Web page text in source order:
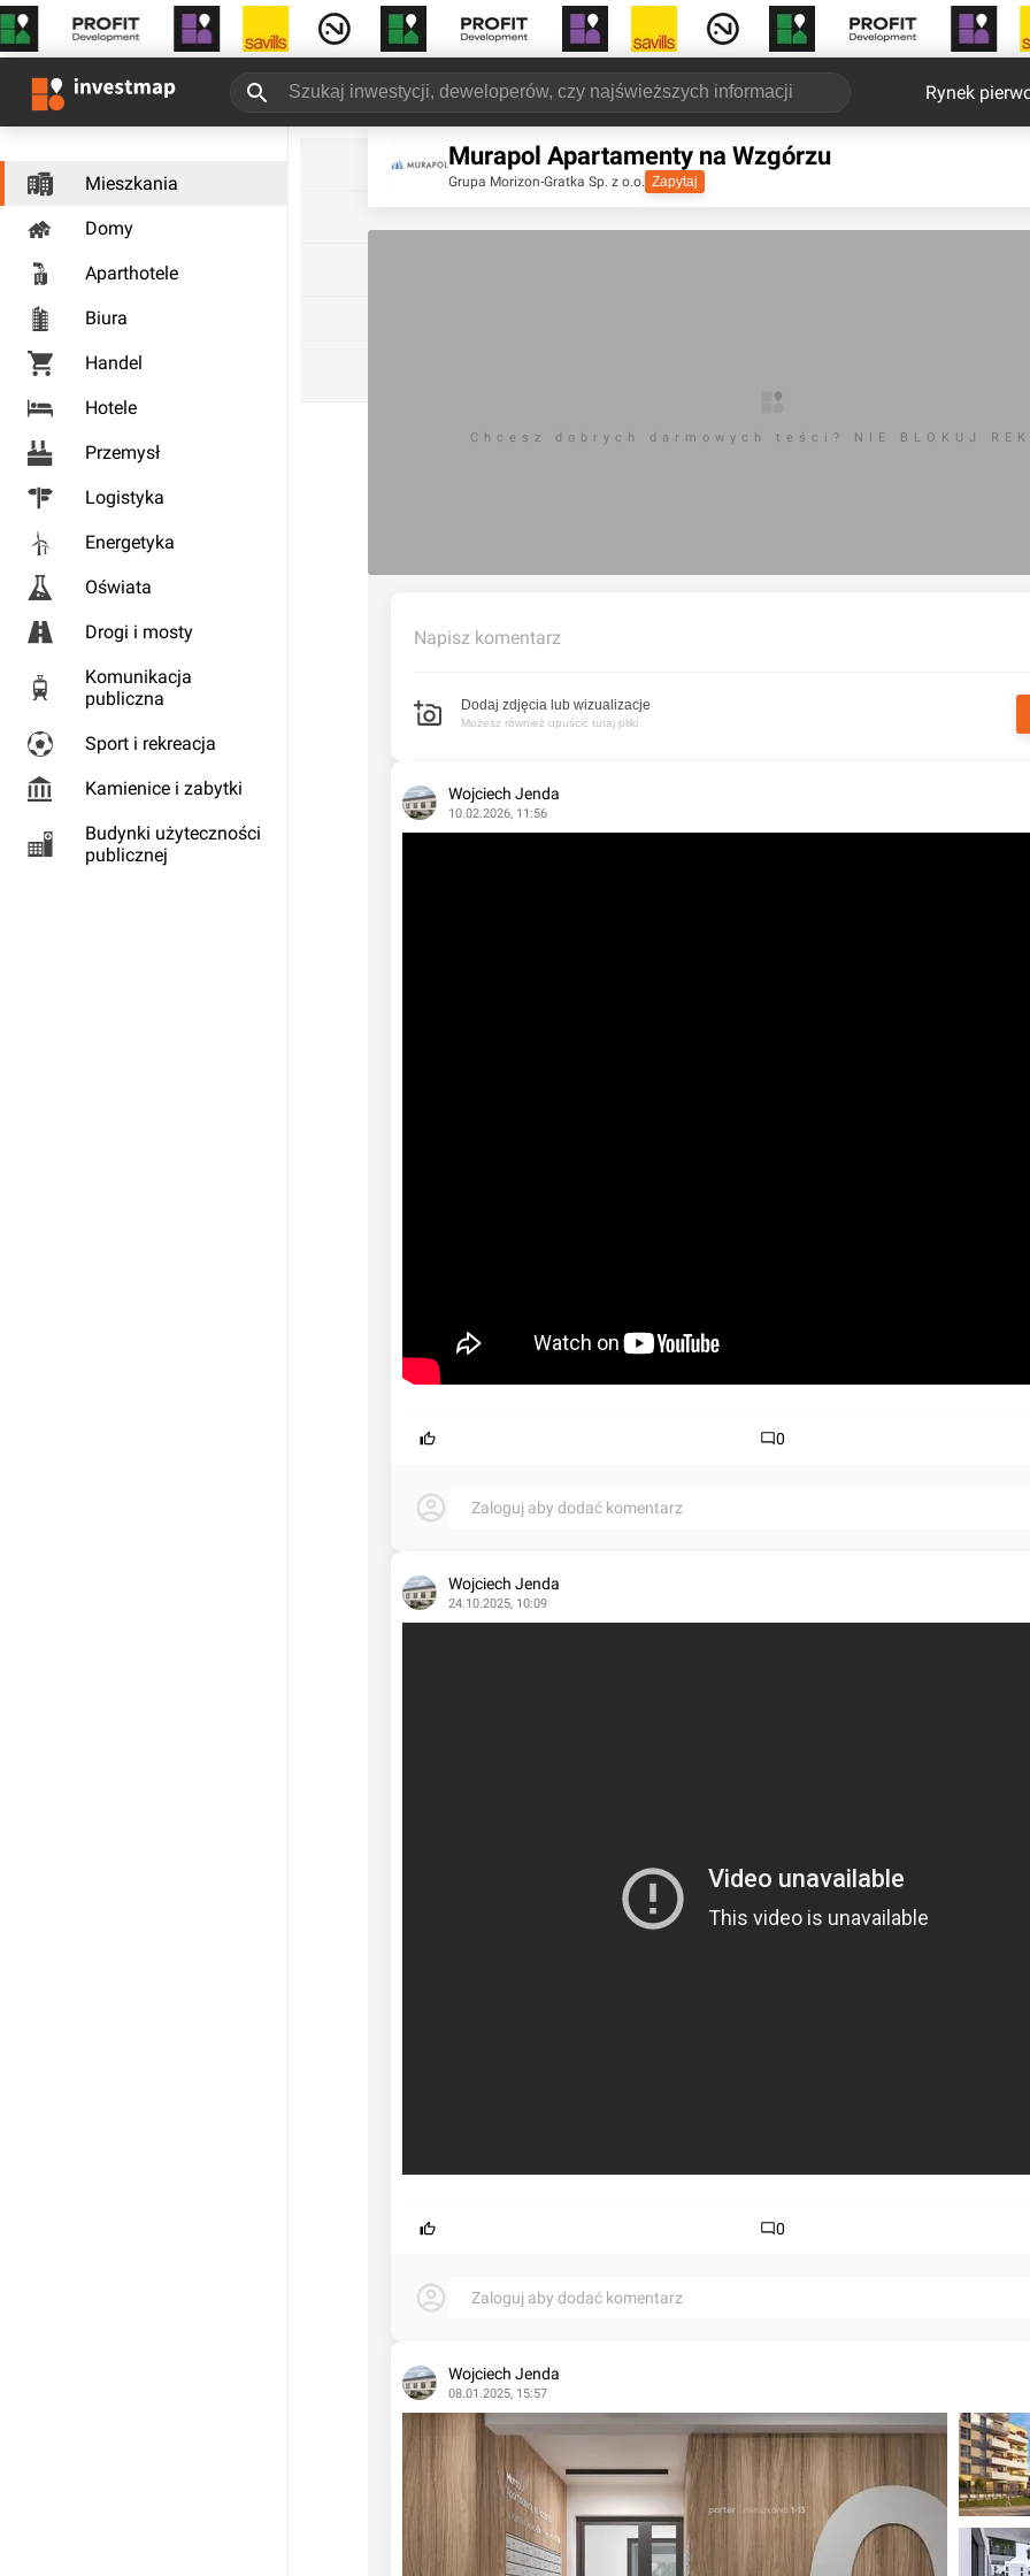
Rynek
Mieszkania
Domy
Aparthotele
Biura
Handel
Hotele
Przemysł
Logistyka
Energetyka
Oświata
Drogi i mosty
Komunikacja
publiczna
Sport i rekreacja
Kamienice i zabytki
Budynki użyteczności
publicznej
Murapol Apartamenty na Wzgórzu
Grupa Morizon-Gratka Sp. z o.o. Zapytaj
Chcesz dobrych darmowych teści? NIE BLOKUJ
Napisz komentarz
Dodaj zdjęcia lub wizualizacje
Możesz również upuścić tutaj pliki
Wojciech Jenda
10.02.2026, 11:56
0
Zaloguj aby dodać komentarz
Wojciech Jenda
24.10.2025, 10:09
0
Zaloguj aby dodać komentarz
Wojciech Jenda
08.01.2025, 15:57